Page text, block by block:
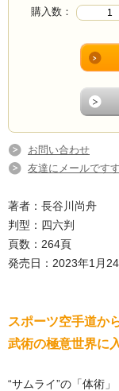
購入数：
お問い合わせ
友達にメールです
著者：長谷川尚舟
判型：四六判
頁数：264頁
発売日：2023年1月
スポーツ空手道から
武術の極意世界に
“サムライ”の「体術